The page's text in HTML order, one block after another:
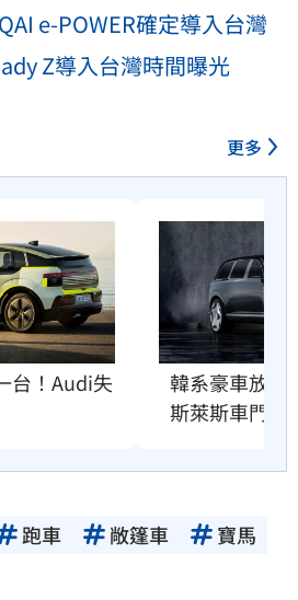
e-POWER確定導入台灣
Z導入台灣時間曝光
更多
台！Audi失
韓系豪車放大
斯萊斯車門」
跑車 敞篷車 寶馬